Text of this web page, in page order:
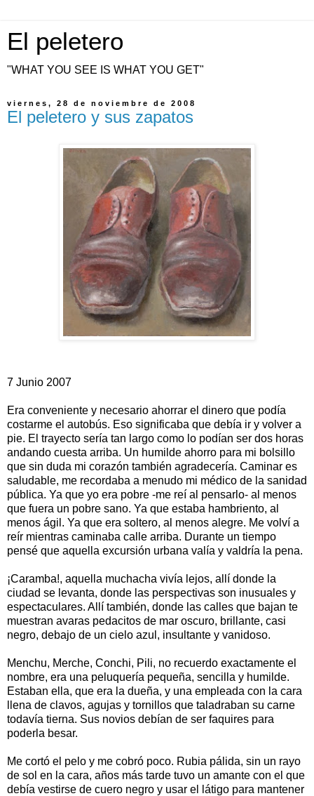
El peletero
"WHAT YOU SEE IS WHAT YOU GET"
viernes, 28 de noviembre de 2008
El peletero y sus zapatos
7 Junio 2007
Era conveniente y necesario ahorrar el dinero que podía
costarme el autobús. Eso significaba que debía ir y volver a
pie. El trayecto sería tan largo como lo podían ser dos horas
andando cuesta arriba. Un humilde ahorro para mi bolsillo
que sin duda mi corazón también agradecería. Caminar es
saludable, me recordaba a menudo mi médico de la sanidad
pública. Ya que yo era pobre -me reí al pensarlo- al menos
que fuera un pobre sano. Ya que estaba hambriento, al
menos ágil. Ya que era soltero, al menos alegre. Me volví a
reír mientras caminaba calle arriba. Durante un tiempo
pensé que aquella excursión urbana valía y valdría la pena.
¡Caramba!, aquella muchacha vivía lejos, allí donde la
ciudad se levanta, donde las perspectivas son inusuales y
espectaculares. Allí también, donde las calles que bajan te
muestran avaras pedacitos de mar oscuro, brillante, casi
negro, debajo de un cielo azul, insultante y vanidoso.
Menchu, Merche, Conchi, Pili, no recuerdo exactamente el
nombre, era una peluquería pequeña, sencilla y humilde.
Estaban ella, que era la dueña, y una empleada con la cara
llena de clavos, agujas y tornillos que taladraban su carne
todavía tierna. Sus novios debían de ser faquires para
poderla besar.
Me cortó el pelo y me cobró poco. Rubia pálida, sin un rayo
de sol en la cara, años más tarde tuvo un amante con el que
debía vestirse de cuero negro y usar el látigo para mantener